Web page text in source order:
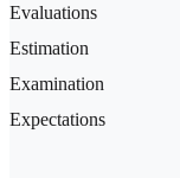
Evaluations
Estimation
Examination
Expectations